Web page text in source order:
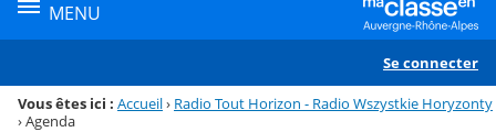
MENU
Se connecter
Vous êtes ici : Accueil› Radio Tout Horizon - Radio Wszystkie Horyzonty
›Agenda